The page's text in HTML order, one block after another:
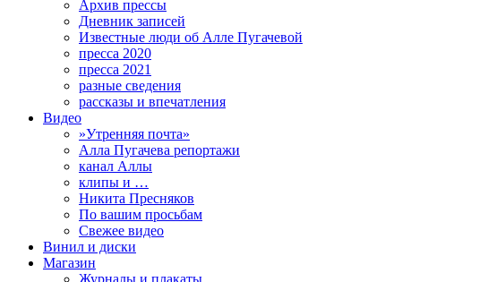
Архив прессы
Дневник записей
Известные люди об Алле Пугачевой
пресса 2020
пресса 2021
разные сведения
рассказы и впечатления
Видео
»Утренняя почта»
Алла Пугачева репортажи
канал Аллы
клипы и …
Никита Пресняков
По вашим просьбам
Свежее видео
Винил и диски
Магазин
Журналы и плакаты